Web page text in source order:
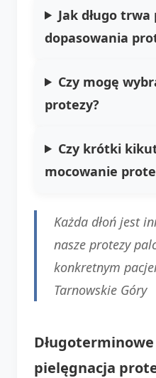
Jak długo trwa
dopasowania
Czy mogę
protezy?
Czy krótki
mocowanie
Każda dłoń jest
nasze protezy
konkretnym
Tarnowskie Góry
pielęgnacja